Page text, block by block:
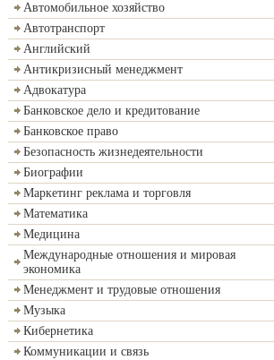
Автомобильное хозяйство
Автотранспорт
Английский
Антикризисный менеджмент
Адвокатура
Банковское дело и кредитование
Банковское право
Безопасность жизнедеятельности
Биографии
Маркетинг реклама и торговля
Математика
Медицина
Международные отношения и мировая
экономика
Менеджмент и трудовые отношения
Музыка
Кибернетика
Коммуникации и связь